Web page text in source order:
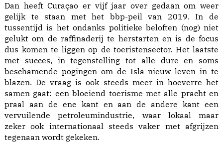
Dan heeft Curaçao er vijf jaar over gedaan om weer
gelijk te staan met het bbp-peil van 2019. In de
tussentijd is het ondanks politieke beloften (nog) niet
gelukt om de raffinaderij te herstarten en is de focus
dus komen te liggen op de toeristensector. Het laatste
met succes, in tegenstelling tot alle dure en soms
beschamende pogingen om de Isla nieuw leven in te
blazen. De vraag is ook steeds meer in hoeverre het
samen gaat: een bloeiend toerisme met alle pracht en
praal aan de ene kant en aan de andere kant een
vervuilende petroleumindustrie, waar lokaal maar
zeker ook internationaal steeds vaker met afgrijzen
tegenaan wordt gekeken.